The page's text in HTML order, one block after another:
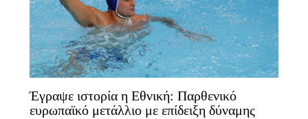
Έγραψε ιστορία η Εθνική: Παρθενικό
ευρωπαϊκό μετάλλιο με επίδειξη δύναμης